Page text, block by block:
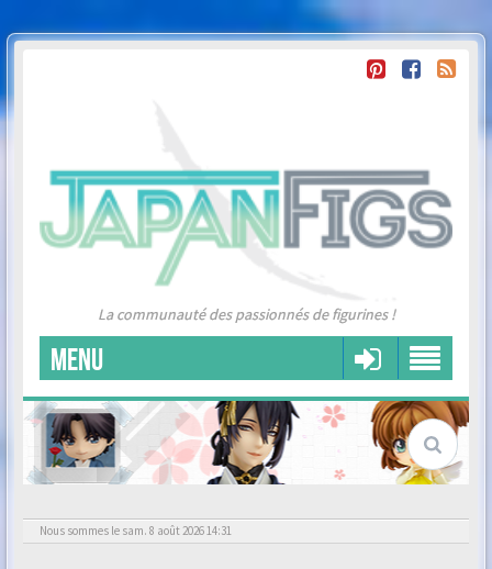
La communauté des passionnés de figurines !
MENU
Nous sommes le sam. 8 août 2026 14:31